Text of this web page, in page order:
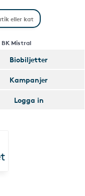
Mistral
Biobiljetter
Kampanjer
Logga in